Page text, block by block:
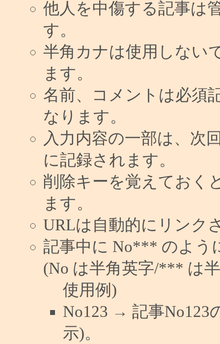
他人を中傷する記事は
す。
半角カナは使用しない
ます。
名前、コメントは必須
なります。
入力内容の一部は、次
に記録されます。
削除キーを覚えておく
ます。
URLは自動的にリンク
記事中に No*** のよう
(No は半角英字/*** は
使用例)
No123 → 記事No123
示)。